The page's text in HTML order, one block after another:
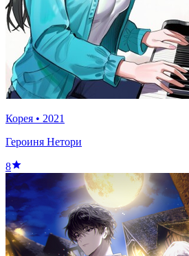
Корея • 2021
Героиня Нетори
8